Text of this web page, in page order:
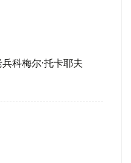
科梅尔·托卡耶夫